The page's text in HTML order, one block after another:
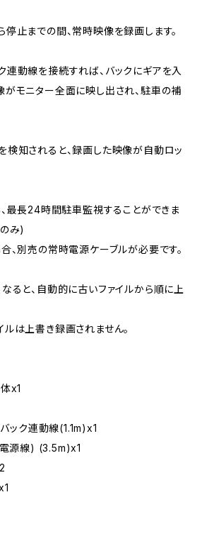
止までの間、常時映像を録画します。
連動線を接続すれば、バックにギアを入
がモニター全面に映し出され、駐車の補
検知されると、録画した映像が自動ロッ
最長24時間駐車監視することができま
み)
、別売の常時電源ケーブルが必要です。
ると、自動的に古いファイルから順に上
ルは上書き録画されません。
x1
ック連動線(1.1m)x1
電源線) (3.5m)x1